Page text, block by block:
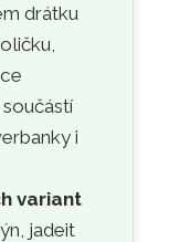
drátku
i
variant
jadeit